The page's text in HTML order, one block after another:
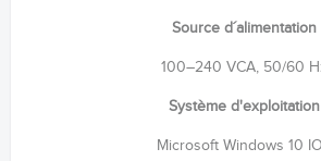
Source d´alimentation
100–240 VCA, 50/60
Système d'exploitation
Microsoft Windows 10